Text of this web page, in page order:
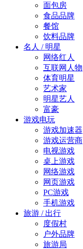
面包房
食品品牌
餐馆
饮料品牌
名人 / 明星
网络红人
互联网人物
体育明星
艺术家
明星艺人
富豪
游戏电玩
游戏加速器
游戏运营商
电视游戏
桌上游戏
网络游戏
网页游戏
PC游戏
手机游戏
旅游 / 出行
度假村
户外品牌
旅游局